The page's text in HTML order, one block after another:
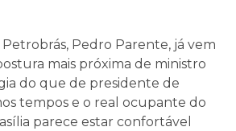
Pedro Parente, já vem
mais próxima de ministro
do que de presidente de
tempos e o real ocupante do
parece estar confortável